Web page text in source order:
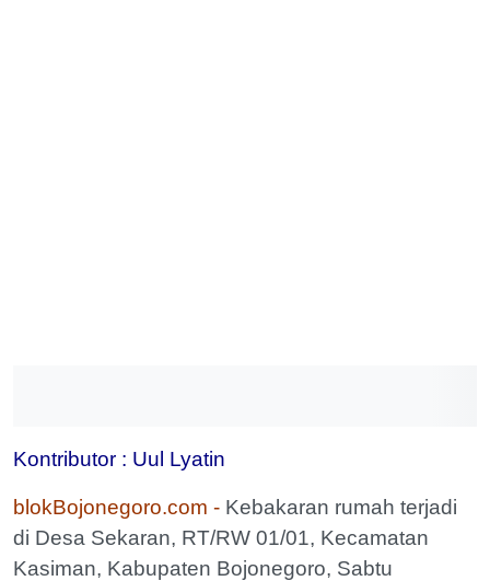
Kontributor : Uul Lyatin
blokBojonegoro.com - Kebakaran rumah terjadi
di Desa Sekaran, RT/RW 01/01, Kecamatan
Kasiman, Kabupaten Bojonegoro, Sabtu